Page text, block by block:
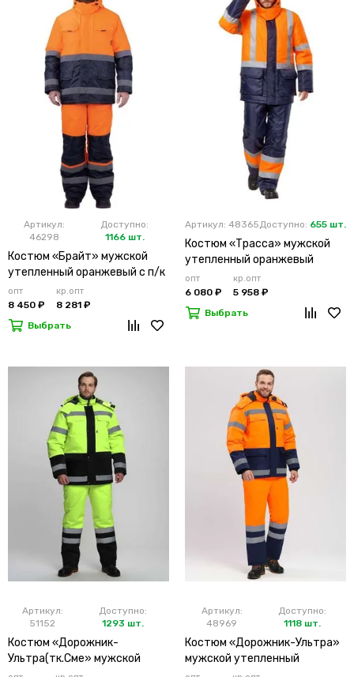
Артикул:
46298
Доступно:
1166 шт.
Костюм «Брайт» мужской
утепленный оранжевый с п/к
опт
8 450 ₽
кр.опт
8 281 ₽
Выбрать
Артикул: 48365Доступно: 655 шт.
Костюм «Трасса» мужской
утепленный оранжевый
опт
6 080 ₽
кр.опт
5 958 ₽
Выбрать
Артикул:
51152
Доступно:
1293 шт.
Костюм «Дорожник-
Ультра(тк.Сме» мужской
Артикул:
48969
Доступно:
1118 шт.
Костюм «Дорожник-Ультра»
мужской утепленный